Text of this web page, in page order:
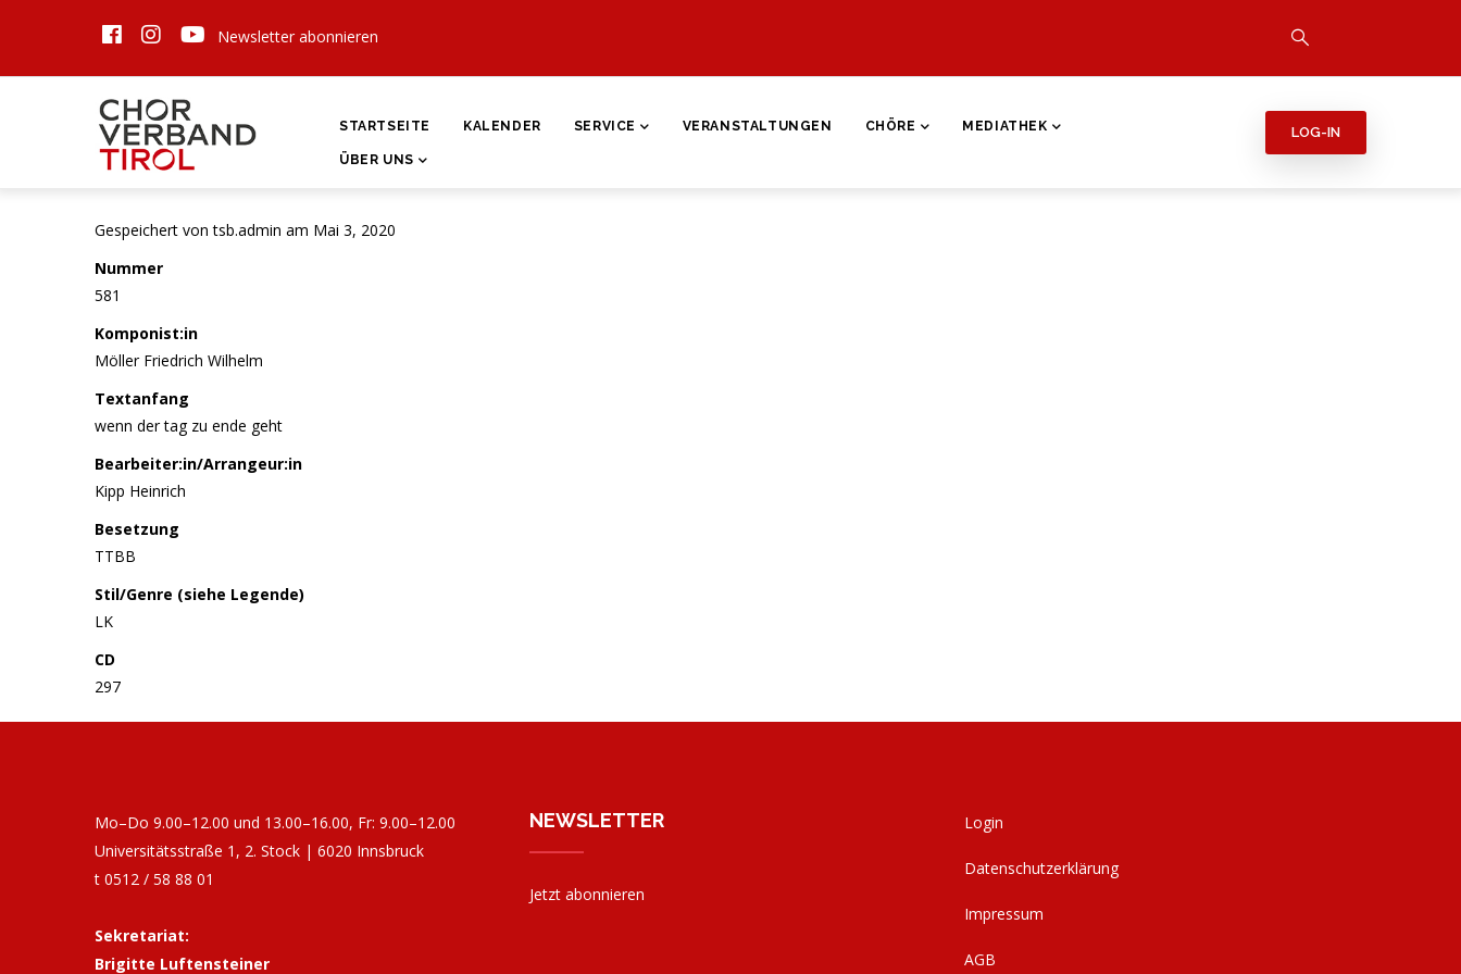
Newsletter abonnieren
HAUPTNAVIGATION
STARTSEITE KALENDER SERVICE VERANSTALTUNGEN CHÖRE MEDIATHEK
ÜBER UNS
LOG-IN
Gespeichert vontsb.admin am Mai 3, 2020
Nummer
581
Komponist:in
Möller Friedrich Wilhelm
Textanfang
wenn der tag zu ende geht
Bearbeiter:in/Arrangeur:in
Kipp Heinrich
Besetzung
TTBB
Stil/Genre (siehe Legende)
LK
CD
297
Mo–Do 9.00–12.00 und 13.00–16.00, Fr: 9.00–12.00
Universitätsstraße 1, 2. Stock | 6020 Innsbruck
t 0512 / 58 88 01
Sekretariat:
Brigitte Luftensteiner
NEWSLETTER
Jetzt abonnieren
Login
Datenschutzerklärung
Impressum
AGB